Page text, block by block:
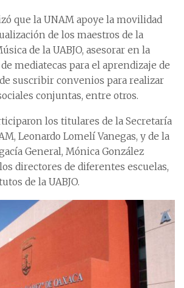
que la UNAM apoye la movilidad
de los maestros de la
de la UABJO, asesorar en la
mediatecas para el aprendizaje de
suscribir convenios para realizar
conjuntas, entre otros.
los titulares de la Secretaría
Leonardo Lomelí Vanegas, y de la
General, Mónica González
directores de diferentes escuelas,
de la UABJO.